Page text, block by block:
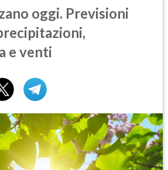
oggi. Previsioni
e venti